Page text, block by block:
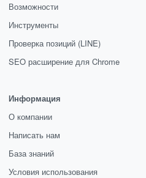
Возможности
Инструменты
Проверка позиций (LINE)
SEO расширение для Chrome
Информация
О компании
Написать нам
База знаний
Условия использования